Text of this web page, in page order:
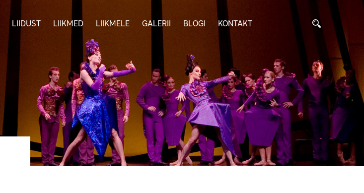
LIIDUST LIIKMED LIIKMELE GALERII BLOGI KONTAKT